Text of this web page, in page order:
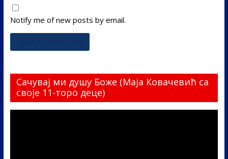
Notify me of new posts by email.
Сачувај ми душу Боже (Маја Ковачевић са
своје 11-торо деце)